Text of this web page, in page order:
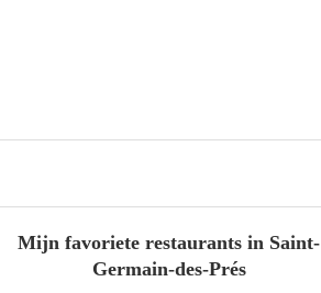
Mijn favoriete restaurants in Saint-
Germain-des-Prés